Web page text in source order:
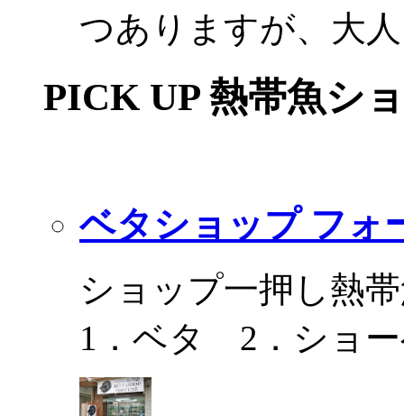
つありますが、大
PICK UP 熱帯魚シ
ベタショップ フォ
ショップ一押し熱
1．ベタ 2．ショ